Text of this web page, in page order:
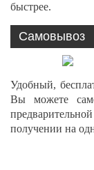
быстрее.
Самовывоз
Удобный,
Вы можете
получении на